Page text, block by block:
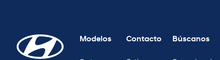
Modelos Contacto Búscanos